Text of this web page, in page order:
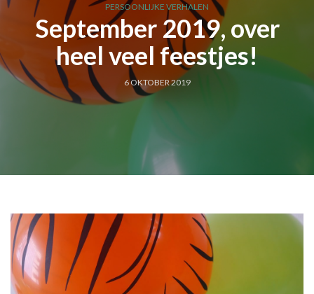
PERSOONLIJKE VERHALEN
September 2019, over
heel veel feestjes!
6 OKTOBER 2019